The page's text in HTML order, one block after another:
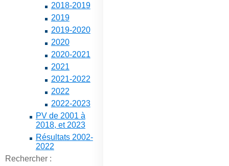
2018-2019
2019
2019-2020
2020
2020-2021
2021
2021-2022
2022
2022-2023
PV de 2001 à
2018, et 2023
Résultats 2002-
2022
Rechercher :